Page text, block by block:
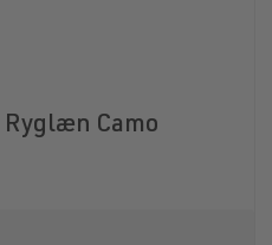
Ryglæn Camo